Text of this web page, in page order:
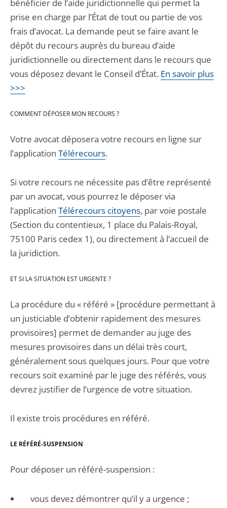
bénéficier de l’aide juridictionnelle qui permet la
prise en charge par l’État de tout ou partie de vos
frais d’avocat. La demande peut se faire avant le
dépôt du recours auprès du bureau d’aide
juridictionnelle ou directement dans le recours que
vous déposez devant le Conseil d’État. En savoir plus
>>>
COMMENT DÉPOSER MON RECOURS ?
Votre avocat déposera votre recours en ligne sur
l’application Télérecours.
Si votre recours ne nécessite pas d’être représenté
par un avocat, vous pourrez le déposer via
l’application Télérecours citoyens, par voie postale
(Section du contentieux, 1 place du Palais-Royal,
75100 Paris cedex 1), ou directement à l’accueil de
la juridiction.
ET SI LA SITUATION EST URGENTE ?
La procédure du « référé » [procédure permettant à
un justiciable d’obtenir rapidement des mesures
provisoires] permet de demander au juge des
mesures provisoires dans un délai très court,
généralement sous quelques jours. Pour que votre
recours soit examiné par le juge des référés, vous
devrez justifier de l’urgence de votre situation.
Il existe trois procédures en référé.
LE RÉFÉRÉ-SUSPENSION
Pour déposer un référé-suspension :
vous devez démontrer qu’il y a urgence ;